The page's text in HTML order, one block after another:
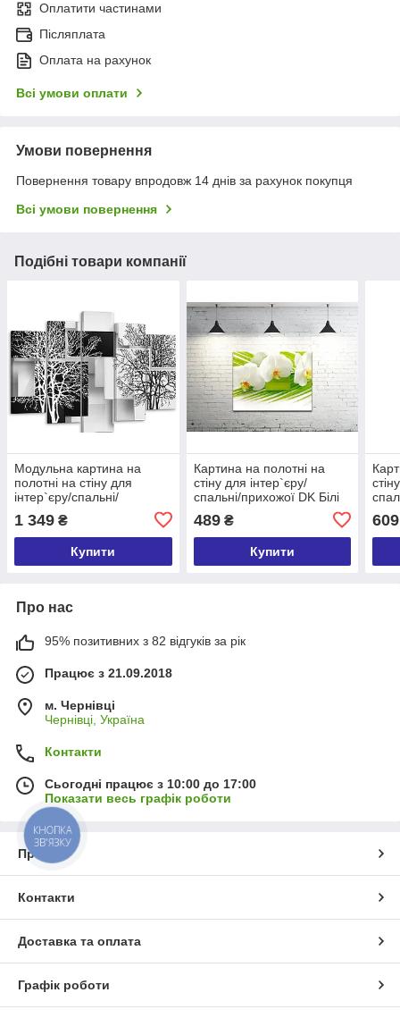
Оплатити частинами
Післяплата
Оплата на рахунок
Всі умови оплати
Умови повернення
Повернення товару впродовж 14 днів за рахунок покупця
Всі умови повернення
Подібні товари компанії
Модульна картина на
полотні на стіну для
інтер`єру/спальні/
абстракція 80x125 см
(MK50180)
1 349 ₴
Купити
Картина на полотні на
стіну для інтер`єру/
спальні/прихожої DK Білі
45х60 см
489₴
Купити
609
Про нас
95% позитивних з 82 відгуків за рік
Працює з 21.09.2018
м. Чернівці
Чернівці, Україна
Контакти
Сьогодні працює з 10:00 до 17:00
Показати весь графік роботи
Про нас
Контакти
Доставка та оплата
Графік роботи
КНОПКА
ЗВ'ЯЗКУ